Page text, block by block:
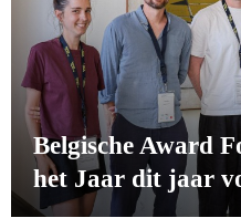
Belgische Award
het Jaar dit jaar